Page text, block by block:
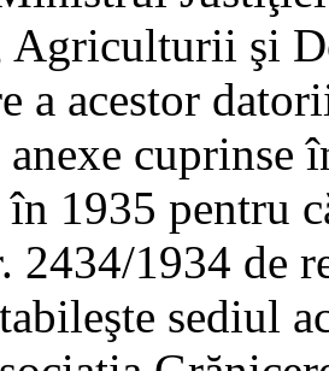
Agriculturii şi
a acestor
cuprinse
în 1935 pentru
2434/1934 de
sediul